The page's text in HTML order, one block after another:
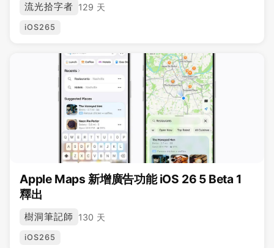
流光拾字者 129 天
iOS265
Apple Maps 新增廣告功能 iOS 26 5 Beta 1
釋出
樹洞筆記師 130 天
iOS265